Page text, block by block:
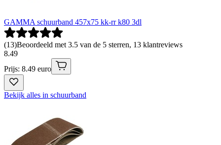
GAMMA schuurband 457x75 kk-rr k80 3dl
(13)Beoordeeld met 3.5 van de 5 sterren, 13 klantreviews
8.49
Prijs: 8.49 euro
Bekijk alles in schuurband